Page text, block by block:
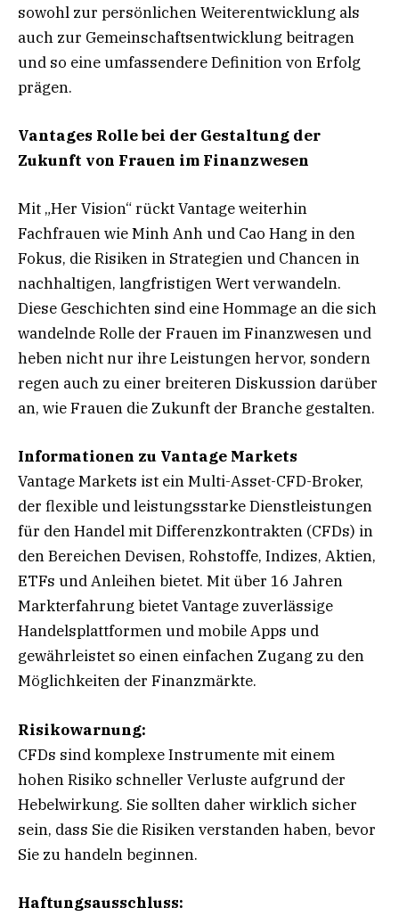
sowohl zur persönlichen Weiterentwicklung als
auch zur Gemeinschaftsentwicklung beitragen
und so eine umfassendere Definition von Erfolg
prägen.
Vantages Rolle bei der Gestaltung der
Zukunft von Frauen im Finanzwesen
Mit „Her Vision“ rückt Vantage weiterhin
Fachfrauen wie Minh Anh und Cao Hang in den
Fokus, die Risiken in Strategien und Chancen in
nachhaltigen, langfristigen Wert verwandeln.
Diese Geschichten sind eine Hommage an die sich
wandelnde Rolle der Frauen im Finanzwesen und
heben nicht nur ihre Leistungen hervor, sondern
regen auch zu einer breiteren Diskussion darüber
an, wie Frauen die Zukunft der Branche gestalten.
Informationen zu Vantage Markets
Vantage Markets ist ein Multi-Asset-CFD-Broker,
der flexible und leistungsstarke Dienstleistungen
für den Handel mit Differenzkontrakten (CFDs) in
den Bereichen Devisen, Rohstoffe, Indizes, Aktien,
ETFs und Anleihen bietet. Mit über 16 Jahren
Markterfahrung bietet Vantage zuverlässige
Handelsplattformen und mobile Apps und
gewährleistet so einen einfachen Zugang zu den
Möglichkeiten der Finanzmärkte.
Risikowarnung:
CFDs sind komplexe Instrumente mit einem
hohen Risiko schneller Verluste aufgrund der
Hebelwirkung. Sie sollten daher wirklich sicher
sein, dass Sie die Risiken verstanden haben, bevor
Sie zu handeln beginnen.
Haftungsausschluss: